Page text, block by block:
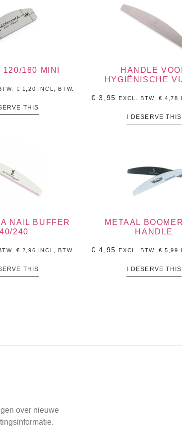
120/180 MINI
€ 1,20 INCL, BTW.
THIS
HANDLE
HYGIËNISCHE
€ 3,95 EXCL. BTW.€ 4,78
I DESERVE THIS
NAIL BUFFER
240
€ 2,96 INCL, BTW.
THIS
METAAL
HANDLE
€ 4,95 EXCL. BTW.€ 5,99
I DESERVE THIS
over nieuwe